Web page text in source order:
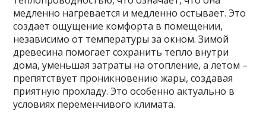
медленно нагревается и медленно остывает. Это
создает ощущение комфорта в помещении,
независимо от температуры за окном. Зимой
древесина помогает сохранить тепло внутри
дома, уменьшая затраты на отопление, а летом –
препятствует проникновению жары, создавая
приятную прохладу. Это особенно актуально в
условиях переменчивого климата.